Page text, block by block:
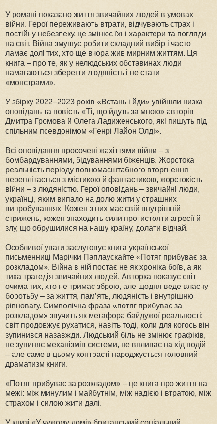
У романі показано життя звичайних людей в умовах
війни. Герої переживають втрати, відчувають страх і
постійну небезпеку, це змінює їхні характери та погляди
на світ. Війна змушує робити складний вибір і часто
ламає долі тих, хто ще вчора жив мирним життям. Ця
книга – про те, як у нелюдських обставинах люди
намагаються зберегти людяність і не стати
«монстрами».
У збірку 2022–2023 років «Встань і йди» увійшли низка
оповідань та повість «Ті, що йдуть за мною» авторів
Дмитра Громова й Олега Ладиженського, які пишуть під
спільним псевдонімом «Генрі Лайон Олді».
Всі оповідання просочені жахіттями війни – з
бомбардуваннями, бідуваннями біженців. Жорстока
реальність періоду повномасштабного вторгнення
переплітається з містикою й фантастикою, жорстокість
війни – з людяністю. Герої оповідань – звичайні люди,
українці, яким випало на долю жити у страшних
випробуваннях. Кожен з них має свій внутрішній
стрижень, кожен знаходить сили протистояти агресії й
злу, що обрушилися на нашу країну, долати відчай.
Особливої уваги заслуговує книга української
письменниці Марічки Паплаускайте «Потяг прибуває за
розкладом». Війна в ній постає не як хроніка боїв, а як
тиха трагедія звичайних людей. Авторка показує світ
очима тих, хто не тримає зброю, але щодня веде власну
боротьбу – за життя, пам’ять, людяність і внутрішню
рівновагу. Символічна фраза «потяг прибуває за
розкладом» звучить як метафора байдужої реальності:
світ продовжує рухатися, навіть тоді, коли для когось він
зупинився назавжди. Людський біль не змінює графіків,
не зупиняє механізмів системи, не впливає на хід подій
– але саме в цьому контрасті народжується головний
драматизм книги.
«Потяг прибуває за розкладом» – це книга про життя на
межі: між минулим і майбутнім, між надією і втратою, між
страхом і силою жити далі.
У книзі «У чужому домі» британський соціальний